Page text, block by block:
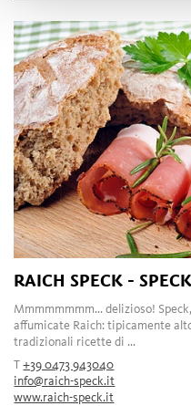
RAICH SPECK -
Mmmmmmmm... delizioso!
affumicate Raich: tipicamente
tradizionali ricette di ...
T+39 0473 943040
info@raich-speck.it
www.raich-speck.it